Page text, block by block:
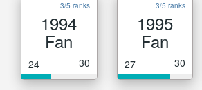
3/5 ranks
1994
Fan
24 30
3/5 ranks
1995
Fan
27 30